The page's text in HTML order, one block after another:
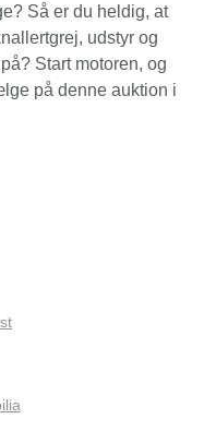
Så er du heldig, at
udstyr og
Start motoren, og
på denne auktion i